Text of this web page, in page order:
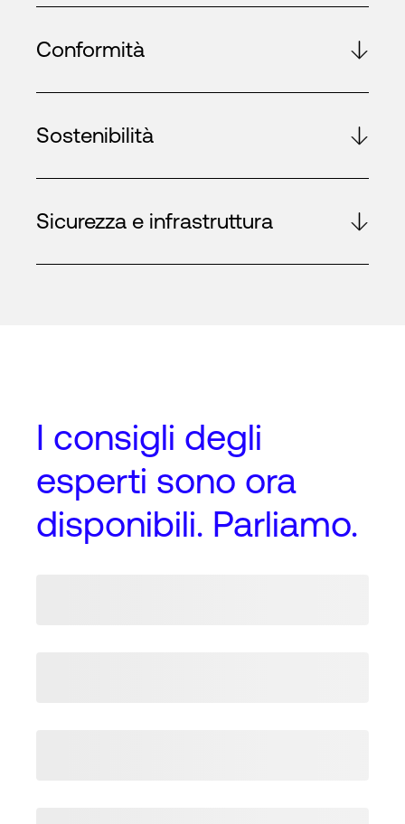
Conformità
Sostenibilità
Sicurezza e infrastruttura
I consigli degli
esperti sono ora
disponibili. Parliamo.